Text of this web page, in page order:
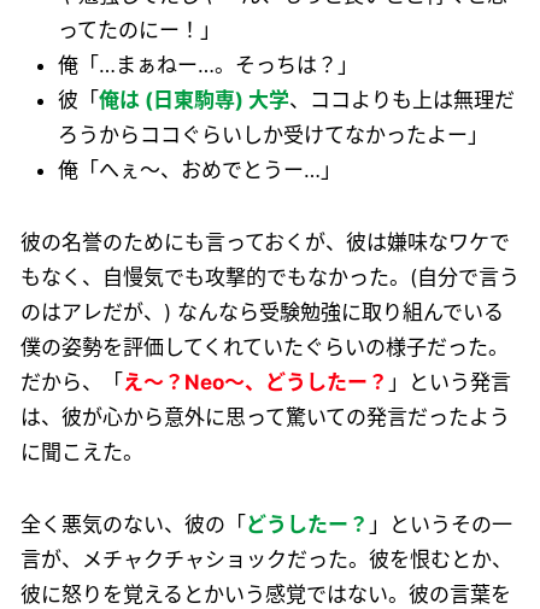
ってたのにー！」
俺「…まぁねー…。そっちは？」
彼「俺は (日東駒専) 大学、ココよりも上は無理だ
ろうからココぐらいしか受けてなかったよー」
俺「へぇ～、おめでとうー…」
彼の名誉のためにも言っておくが、彼は嫌味なワケで
もなく、自慢気でも攻撃的でもなかった。(自分で言う
のはアレだが、) なんなら受験勉強に取り組んでいる
僕の姿勢を評価してくれていたぐらいの様子だった。
だから、「 え～？Neo～、どうしたー？ 」という発言
は、彼が心から意外に思って驚いての発言だったよう
に聞こえた。
全く悪気のない、彼の「 どうしたー？ 」というその一
言が、メチャクチャショックだった。彼を恨むとか、
彼に怒りを覚えるとかいう感覚ではない。彼の言葉を